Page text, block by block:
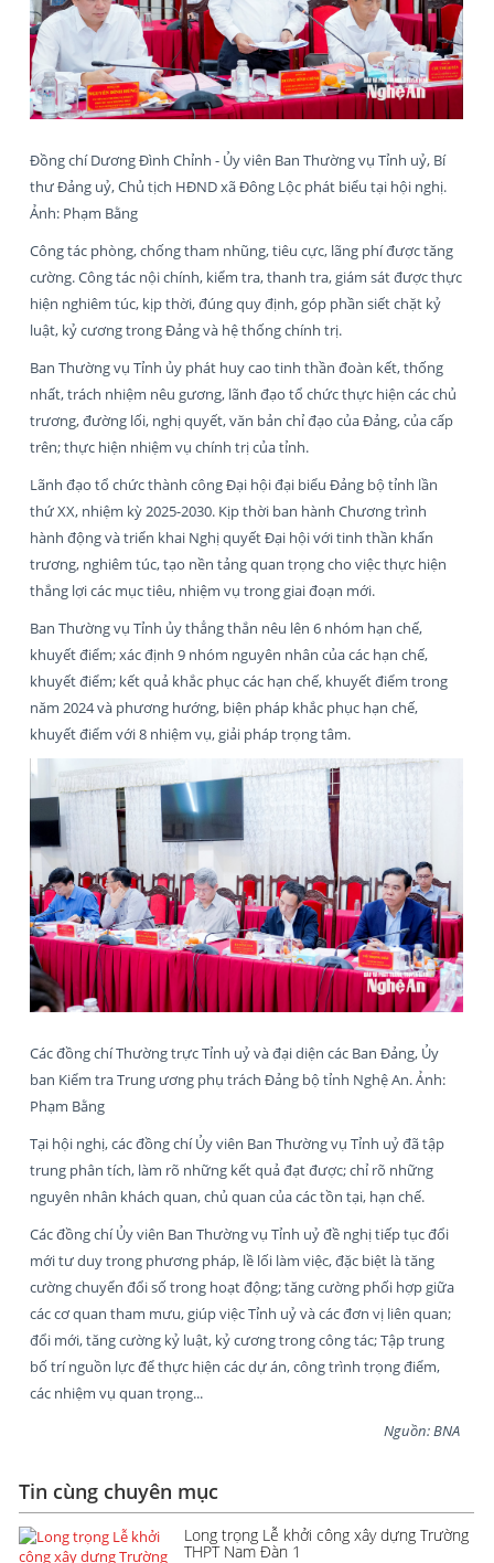
Đồng chí Dương Đình Chỉnh - Ủy viên Ban Thường vụ Tỉnh uỷ, Bí
thư Đảng uỷ, Chủ tịch HĐND xã Đông Lộc phát biểu tại hội nghị.
Ảnh: Phạm Bằng
Công tác phòng, chống tham nhũng, tiêu cực, lãng phí được tăng
cường. Công tác nội chính, kiểm tra, thanh tra, giám sát được thực
hiện nghiêm túc, kịp thời, đúng quy định, góp phần siết chặt kỷ
luật, kỷ cương trong Đảng và hệ thống chính trị.
Ban Thường vụ Tỉnh ủy phát huy cao tinh thần đoàn kết, thống
nhất, trách nhiệm nêu gương, lãnh đạo tổ chức thực hiện các chủ
trương, đường lối, nghị quyết, văn bản chỉ đạo của Đảng, của cấp
trên; thực hiện nhiệm vụ chính trị của tỉnh.
Lãnh đạo tổ chức thành công Đại hội đại biểu Đảng bộ tỉnh lần
thứ XX, nhiệm kỳ 2025-2030. Kịp thời ban hành Chương trình
hành động và triển khai Nghị quyết Đại hội với tinh thần khẩn
trương, nghiêm túc, tạo nền tảng quan trọng cho việc thực hiện
thắng lợi các mục tiêu, nhiệm vụ trong giai đoạn mới.
Ban Thường vụ Tỉnh ủy thẳng thắn nêu lên 6 nhóm hạn chế,
khuyết điểm; xác định 9 nhóm nguyên nhân của các hạn chế,
khuyết điểm; kết quả khắc phục các hạn chế, khuyết điểm trong
năm 2024 và phương hướng, biện pháp khắc phục hạn chế,
khuyết điểm với 8 nhiệm vụ, giải pháp trọng tâm.
Các đồng chí Thường trực Tỉnh uỷ và đại diện các Ban Đảng, Ủy
ban Kiểm tra Trung ương phụ trách Đảng bộ tỉnh Nghệ An. Ảnh:
Phạm Bằng
Tại hội nghị, các đồng chí Ủy viên Ban Thường vụ Tỉnh uỷ đã tập
trung phân tích, làm rõ những kết quả đạt được; chỉ rõ những
nguyên nhân khách quan, chủ quan của các tồn tại, hạn chế.
Các đồng chí Ủy viên Ban Thường vụ Tỉnh uỷ đề nghị tiếp tục đổi
mới tư duy trong phương pháp, lề lối làm việc, đặc biệt là tăng
cường chuyển đổi số trong hoạt động; tăng cường phối hợp giữa
các cơ quan tham mưu, giúp việc Tỉnh uỷ và các đơn vị liên quan;
đổi mới, tăng cường kỷ luật, kỷ cương trong công tác; Tập trung
bố trí nguồn lực để thực hiện các dự án, công trình trọng điểm,
các nhiệm vụ quan trọng...
Nguồn: BNA
Tin cùng chuyên mục
Long trọng Lễ khởi công xây dựng Trường
THPT Nam Đàn 1